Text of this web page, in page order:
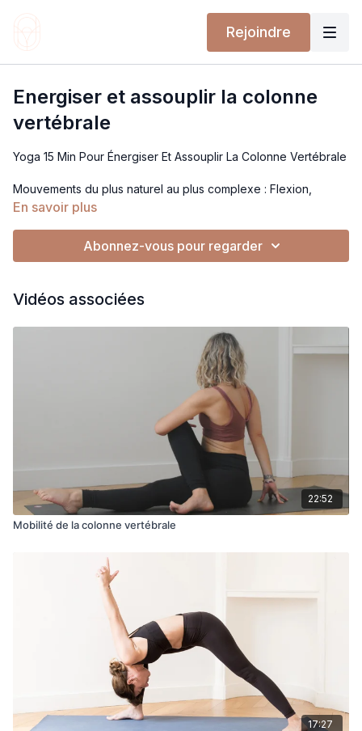
Rejoindre
Energiser et assouplir la colonne
vertébrale
Yoga 15 Min Pour Énergiser Et Assouplir La Colonne Vertébrale
Mouvements du plus naturel au plus complexe : Flexion,
Inclinaison, Rotation et Extension
concentrerons sur l'énergie et la souplesse de la colonne
revitaliser votre corps et votre esprit.
Prenez le temps de vous connecter à votre respiration et
d'écouter les besoins de votre corps tout au long de cette
En savoir plus
Abonnez-vous pour regarder
Vidéos associées
22:52
Mobilité de la colonne vertébrale
17:27